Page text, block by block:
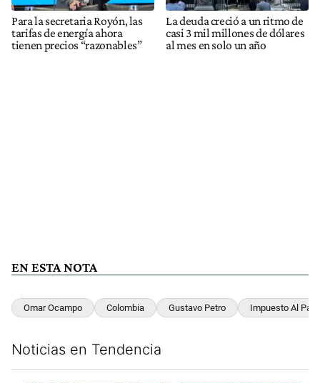
Para la secretaria Royón, las
tarifas de energía ahora
tienen precios “razonables”
La deuda creció a un ritmo de
casi 3 mil millones de dólares
al mes en solo un año
EN ESTA NOTA
Omar Ocampo Colombia Gustavo Petro Impuesto Al
Noticias en Tendencia